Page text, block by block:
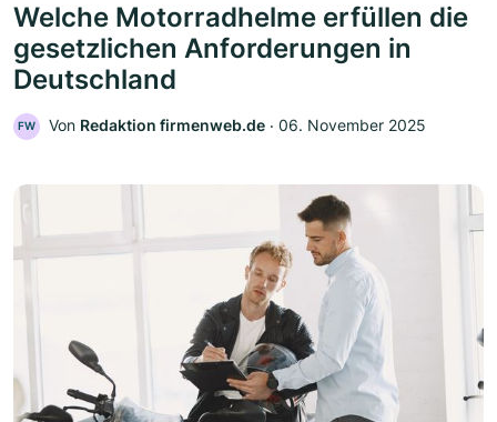
Welche Motorradhelme erfüllen die
gesetzlichen Anforderungen in
Deutschland
FW Von Redaktion firmenweb.de ‧ 06. November 2025